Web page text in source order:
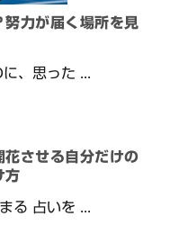
努力が届く場所を見
、思った ...
させる自分だけの
方
る 占いを ...